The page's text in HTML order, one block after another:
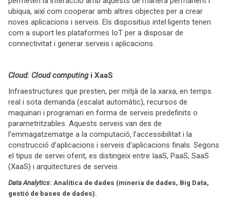
ubiqua, així com cooperar amb altres objectes per a crear
noves aplicacions i serveis. Els dispositius intel·ligents tenen
com a suport les plataformes IoT per a disposar de
connectivitat i generar serveis i aplicacions.
Cloud: Cloud computing i XaaS
Infraestructures que presten, per mitjà de la xarxa, en temps
real i sota demanda (escalat automàtic), recursos de
maquinari i programari en forma de serveis predefinits o
parametritzables. Aquests serveis van des de
l’emmagatzematge a la computació, l’accessibilitat i la
construcció d’aplicacions i serveis d’aplicacions finals. Segons
el tipus de servei oferit, es distingeix entre IaaS, PaaS, SaaS
(XaaS) i arquitectures de serveis.
Data Analytics: Analítica de dades (mineria de dades, Big Data,
gestió de bases de dades).